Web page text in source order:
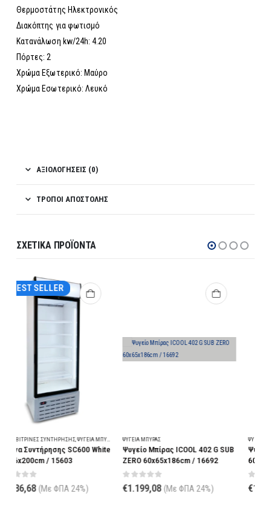
Θερμοστάτης Ηλεκτρονικός
Διακόπτης για φωτισμό
Κατανάλωση kw/24h: 4.20
Πόρτες: 2
Χρώμα Εξωτερικό: Μαύρο
Χρώμα Εσωτερικό: Λευκό
ΑΞΙΟΛΟΓΉΣΕΙΣ (0)
ΤΡΌΠΟΙ ΑΠΟΣΤΟΛΉΣ
ΣΧΕΤΙΚΆ ΠΡΟΪΌΝΤΑ
ΨΥΓΕΊΑ ΜΠΎΡΑΣ
Ψυγείο Μπίρας ICOOL 402 G SUB
ZERO 60x65x186cm / 16692
0out of 5
€1.199,08 (Με ΦΠΑ 24%)
ΨΥΓΕΊΑ ΜΠΎΡΑΣ
Ψυγείο Μπύρας CR 450 SZ –
60x60x202cm / 03988
0out of 5
€1.404,92 (Με ΦΠΑ 24%)